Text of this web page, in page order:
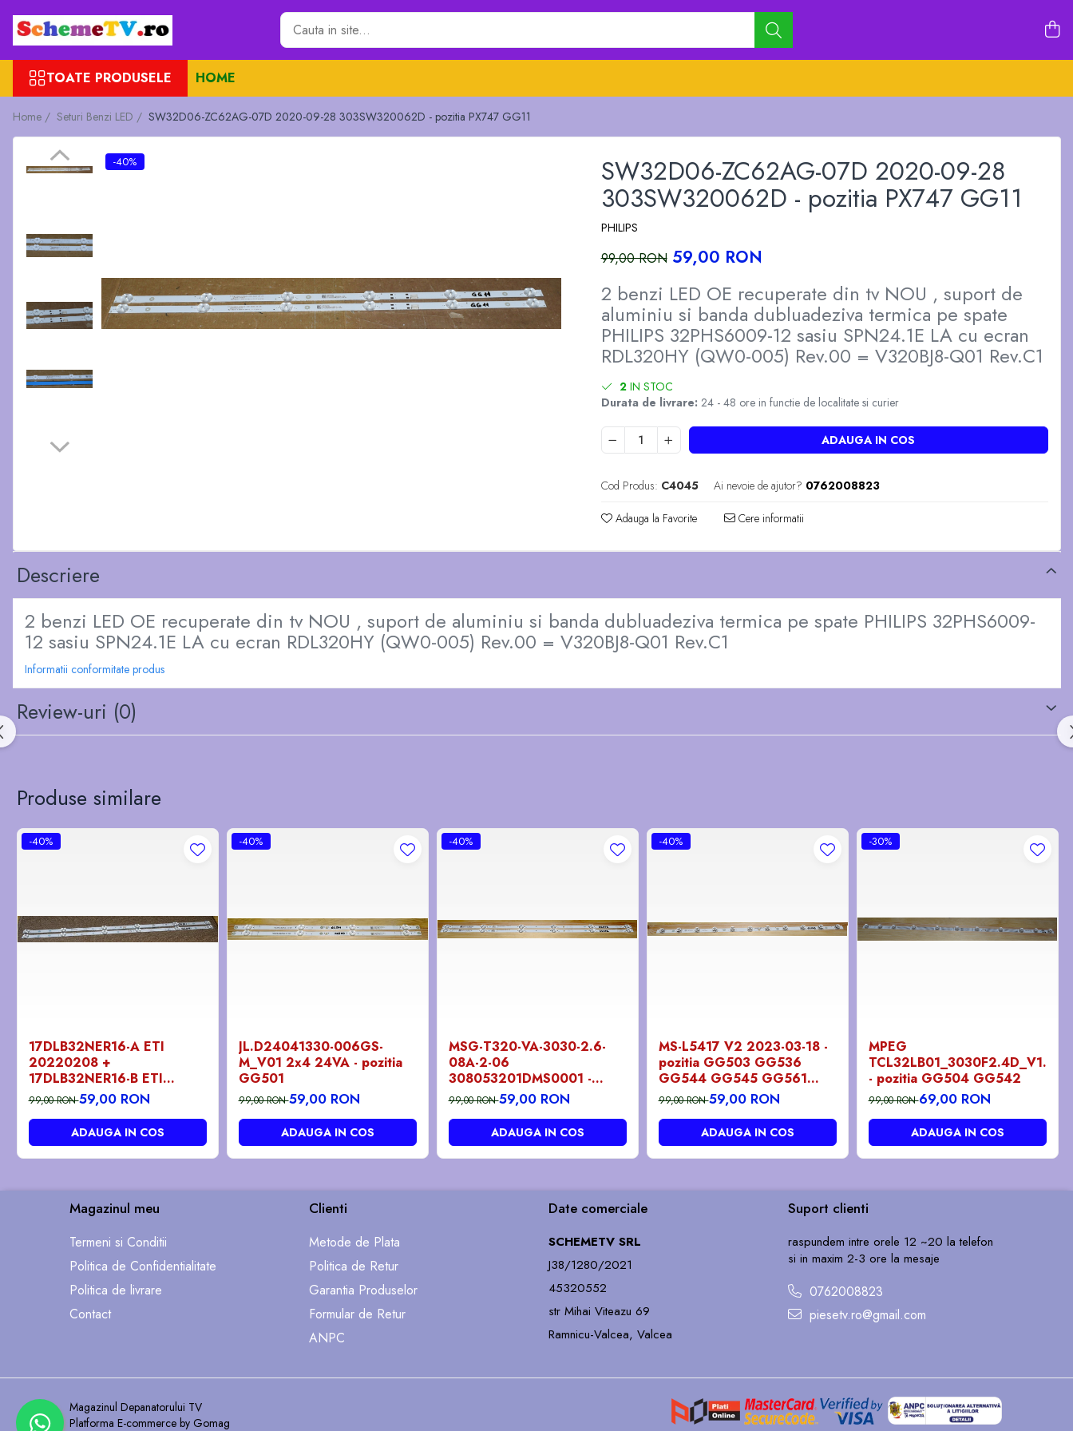
Toate Produsele
Placi de baza
Seturi Benzi LED
Revista Service TV
Module TCON
TOATE PRODUSELE HOME
Home / Seturi Benzi LED / SW32D06-ZC62AG-07D 2020-09-28 303SW320062D - pozitia PX747 GG11
SW32D06-ZC62AG-07D 2020-09-28
303SW320062D - pozitia PX747 GG11
PHILIPS
-40%
99,00 RON 59,00 RON
2 benzi LED OE recuperate din tv NOU , suport de
aluminiu si banda dubluadeziva termica pe spate
PHILIPS 32PHS6009-12 sasiu SPN24.1E LA cu ecran
RDL320HY (QW0-005) Rev.00 = V320BJ8-Q01 Rev.C1
2IN STOC
Durata de livrare: 24 - 48 ore in functie de localitate si curier
ADAUGA IN COS
Cod Produs: C4045 Ai nevoie de ajutor? 0762008823
Adauga la Favorite Cere informatii
Descriere
2 benzi LED OE recuperate din tv NOU , suport de aluminiu si banda dubluadeziva termica pe spate PHILIPS 32PHS6009-
12 sasiu SPN24.1E LA cu ecran RDL320HY (QW0-005) Rev.00 = V320BJ8-Q01 Rev.C1
Informatii conformitate produs
Review-uri (0)
Produse similare
-40%
17DLB32NER16-A ETI
20220208 +
17DLB32NER16-B ETI
0220208 benzi / barete led
ieftine - pozitia PX746
GG07 GG301 GG406
99,00 RON59,00 RON
ADAUGA IN COS
-40%
JL.D24041330-006GS-
M_V01 2x4 24VA - pozitia
GG501
99,00 RON59,00 RON
ADAUGA IN COS
-40%
MSG-T320-VA-3030-2.6-
08A-2-06
308053201DMS0001 -
pozitia GG502 GG531
GG532 GG534 GG540
GG543
99,00 RON59,00 RON
ADAUGA IN COS
-40%
MS-L5417 V2 2023-03-18 -
pozitia GG503 GG536
GG544 GG545 GG561
GG562 GG663 GG664
GG704
99,00 RON59,00 RON
ADAUGA IN COS
-30%
MPEG
- pozitia GG504 GG542
99,00 RON69,00 RON
ADAUGA IN COS
Magazinul meu
Termeni si Conditii
Politica de Confidentialitate
Politica de livrare
Contact
Clienti
Metode de Plata
Politica de Retur
Garantia Produselor
Formular de Retur
ANPC
Date comerciale
SCHEMETV SRL
J38/1280/2021
45320552
str Mihai Viteazu 69
Ramnicu-Valcea, Valcea
Suport clienti
raspundem intre orele 12 ~20 la telefon
si in maxim 2-3 ore la mesaje
0762008823
piesetv.ro@gmail.com
Magazinul Depanatorului TV
Platforma E-commerce by Gomag